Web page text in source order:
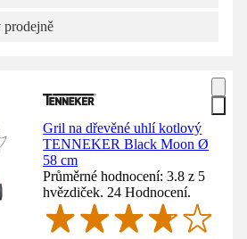
prodejně
Gril na dřevěné uhlí kotlový
TENNEKER Black Moon Ø
58 cm
Průměrné hodnocení: 3.8 z 5
hvězdiček. 24 Hodnocení.